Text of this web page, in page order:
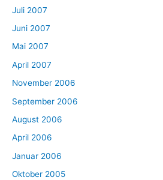
Juli 2007
Juni 2007
Mai 2007
April 2007
November 2006
September 2006
August 2006
April 2006
Januar 2006
Oktober 2005